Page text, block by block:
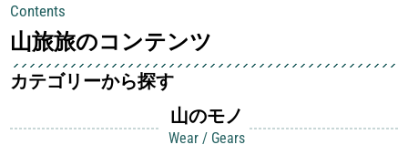
Contents
山旅旅のコンテンツ
カテゴリーから探す
山のモノ
Wear / Gears